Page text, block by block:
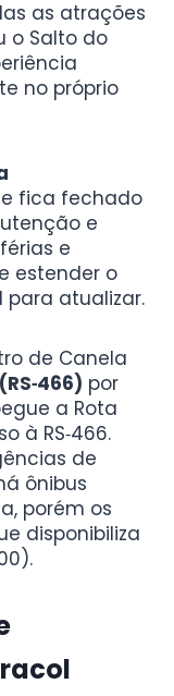
as atrações
o Salto do
no próprio
e fica fechado
e
e
estender o
para atualizar.
de Canela
por
a Rota
à RS‑466.
de
ônibus
porém os
disponibiliza